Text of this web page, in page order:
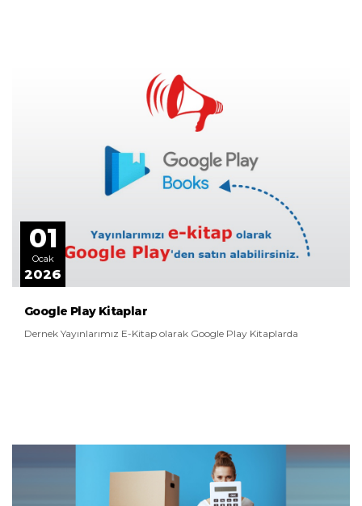
01
Ocak
2026
Google Play Kitaplar
Dernek Yayınlarımız E-Kitap olarak Google Play Kitaplarda